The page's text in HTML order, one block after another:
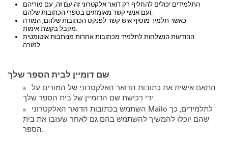
התלמידים יכולים להחליף רק דואר אלקטרוני זה עם זה, עם מוריהם
ועם אנשי קשר מאומתים בספרי הכתובות שלהם.
כאשר תלמיד מוסיף איש קשר לפנקס הכתובות שלהם, המורה
מקבל בקשת אימות.
ההודעות הנשלחות לתלמיד מכתובות אחרות מנותבות אוטומטית
למורה.
שם דומיין לבית הספר שלך
התאם אישית את כתובות הדואר האלקטרוני של המורים על
ידי רכישת שם הדומיין של בית הספר שלך.
השתמש בכתובות הדואר האלקטרוני Mailo לתלמידים, כך
שהם יוכלו להמשיך להשתמש בהם גם לאחר שעזבו את בית
הספר.